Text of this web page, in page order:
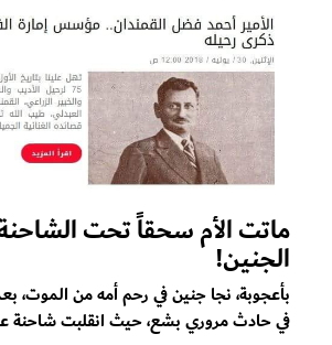
ماتت الأم سحقاً تحت
الجنين!
بأعجوبة، نجا جنين في رحم أمه من الموت،
في حادث مروري بشع، حيث انقلبت شاحنة